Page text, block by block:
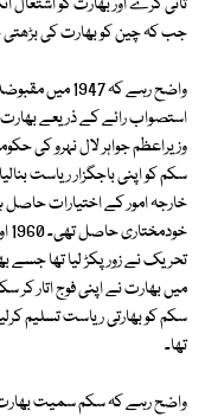
جب کہ چین کو بھارت کی
واضح رہے کہ
وزیراعظم جواہر لال نہرو کی
سکم کو اپنی باجگزار ریاست
خارجہ امور کے اختیارات حاصل
سکم کو بھارتی ریاست تسلیم
تھا۔
واضح رہے کہ سکم سمیت